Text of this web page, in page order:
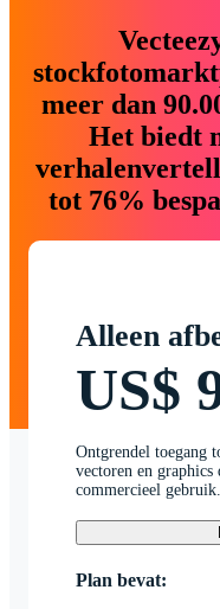
meer dan
Het biedt
tot 76%
Alleen
US$
Ontgrendel toegang
vectoren en
commercieel
Plan bevat: